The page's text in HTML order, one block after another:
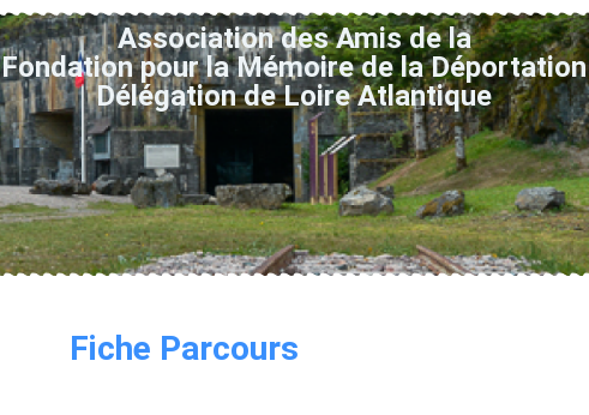
Association des Amis de la
Fondation pour la Mémoire de la Déportation
Délégation de Loire Atlantique
Fiche Parcours